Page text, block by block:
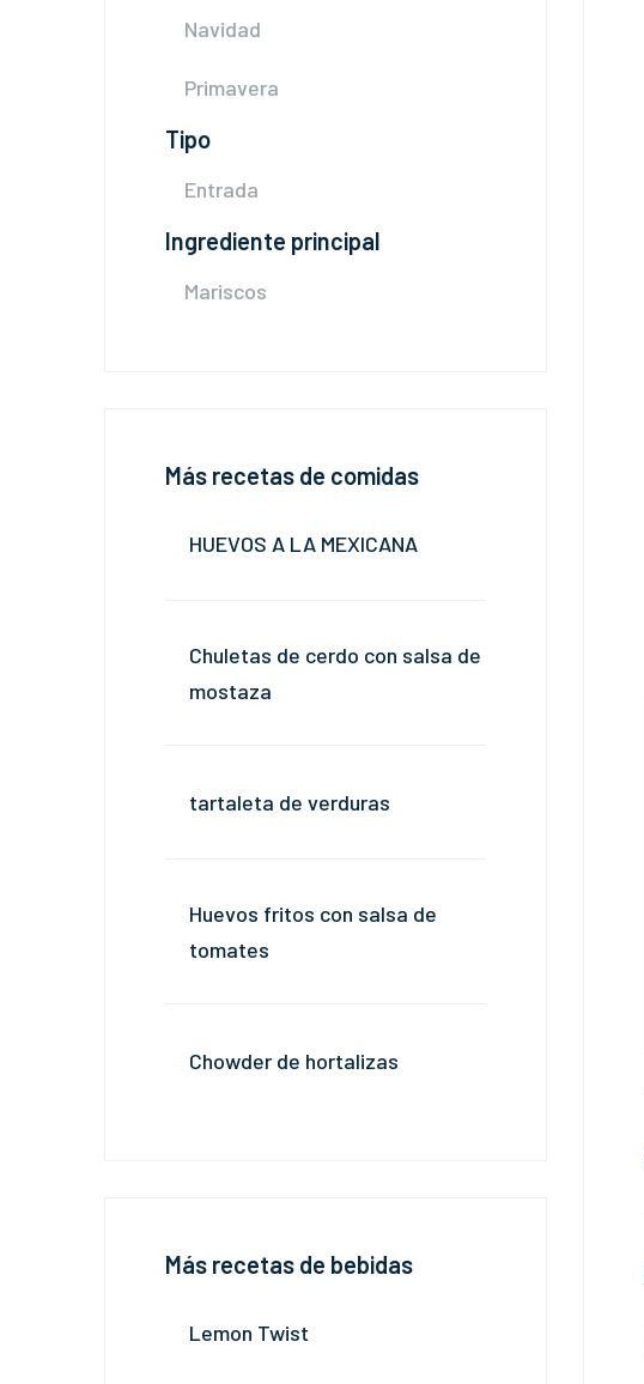
Navidad
Primavera
Tipo
Entrada
Ingrediente principal
Mariscos
Más recetas de comidas
HUEVOS A LA MEXICANA
Chuletas de cerdo con salsa de
mostaza
tartaleta de verduras
Huevos fritos con salsa de
tomates
Chowder de hortalizas
Más recetas de bebidas
Lemon Twist